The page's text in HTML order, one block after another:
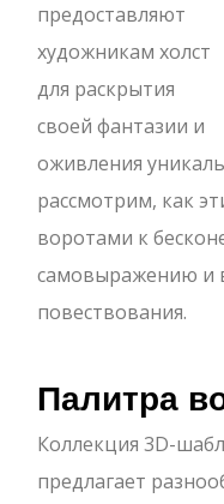
предоставляют
художникам холст
для раскрытия
своей фантазии и
оживления
рассмотрим, как
воротами к
самовыражению и
повествования.
Палитра
Коллекция 3D-
предлагает